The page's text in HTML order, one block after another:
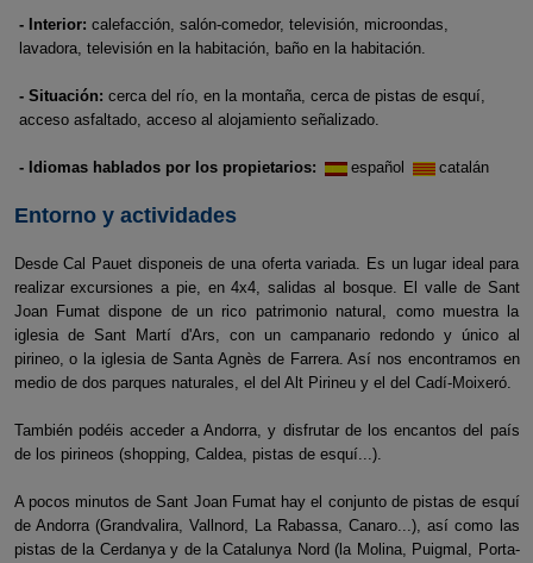
- Interior: calefacción, salón-comedor, televisión, microondas,
lavadora, televisión en la habitación, baño en la habitación.
- Situación: cerca del río, en la montaña, cerca de pistas de esquí,
acceso asfaltado, acceso al alojamiento señalizado.
- Idiomas hablados por los propietarios: español catalán
Entorno y actividades
Desde Cal Pauet disponeis de una oferta variada. Es un lugar ideal para
realizar excursiones a pie, en 4x4, salidas al bosque. El valle de Sant
Joan Fumat dispone de un rico patrimonio natural, como muestra la
iglesia de Sant Martí d'Ars, con un campanario redondo y único al
pirineo, o la iglesia de Santa Agnès de Farrera. Así nos encontramos en
medio de dos parques naturales, el del Alt Pirineu y el del Cadí-Moixeró.
También podéis acceder a Andorra, y disfrutar de los encantos del país
de los pirineos (shopping, Caldea, pistas de esquí...).
A pocos minutos de Sant Joan Fumat hay el conjunto de pistas de esquí
de Andorra (Grandvalira, Vallnord, La Rabassa, Canaro...), así como las
pistas de la Cerdanya y de la Catalunya Nord (la Molina, Puigmal, Porta-